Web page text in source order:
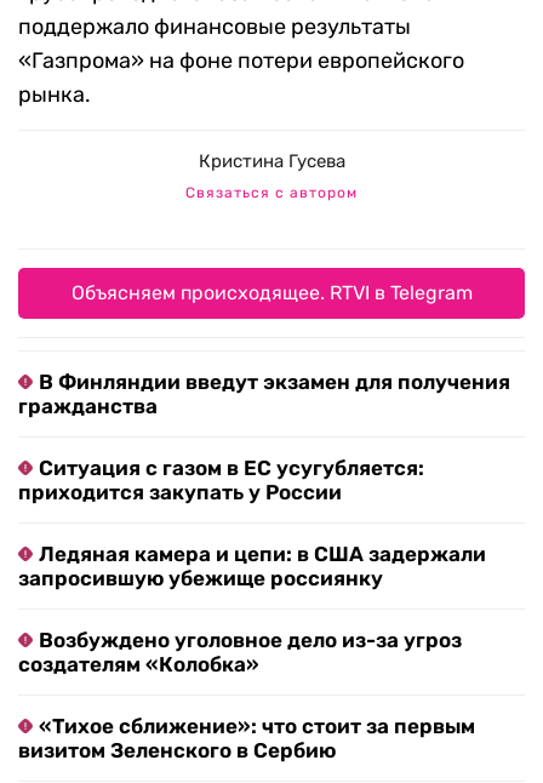
поддержало финансовые результаты
«Газпрома» на фоне потери европейского
рынка.
Кристина Гусева
Связаться с автором
Объясняем происходящее. RTVI в Telegram
В Финляндии введут экзамен для получения
гражданства
Ситуация с газом в ЕС усугубляется:
приходится закупать у России
Ледяная камера и цепи: в США задержали
запросившую убежище россиянку
Возбуждено уголовное дело из-за угроз
создателям «Колобка»
«Тихое сближение»: что стоит за первым
визитом Зеленского в Сербию